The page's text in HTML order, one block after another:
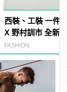
西裝、工裝 一件
X 野村訓市 全新
FASHION